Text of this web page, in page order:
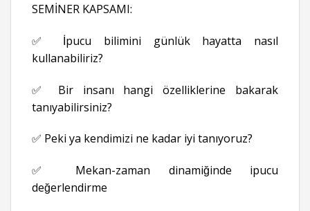
SEMİNER KAPSAMI:
✅ İpucu bilimini günlük hayatta nasıl
kullanabiliriz?
✅ Bir insanı hangi özelliklerine bakarak
tanıyabilirsiniz?
✅ Peki ya kendimizi ne kadar iyi tanıyoruz?
✅ Mekan-zaman dinamiğinde ipucu
değerlendirme